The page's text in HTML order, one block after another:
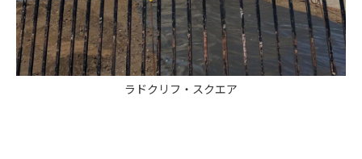
ラドクリフ・スクエア